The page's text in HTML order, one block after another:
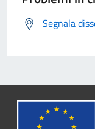
Segnala